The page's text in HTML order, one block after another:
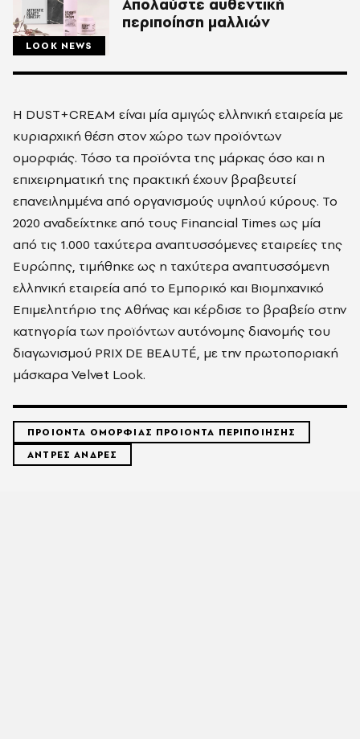
LOOK NEWS
Aπολαύστε αυθεντική
περιποίηση μαλλιών
Η DUST+CREAM είναι μία αμιγώς ελληνική εταιρεία με
κυριαρχική θέση στον χώρο των προϊόντων
ομορφιάς. Τόσο τα προϊόντα της μάρκας όσο και η
επιχειρηματική της πρακτική έχουν βραβευτεί
επανειλημμένα από οργανισμούς υψηλού κύρους. Το
2020 αναδείχτηκε από τους Financial Times ως μία
από τις 1.000 ταχύτερα αναπτυσσόμενες εταιρείες της
Ευρώπης, τιμήθηκε ως η ταχύτερα αναπτυσσόμενη
ελληνική εταιρεία από το Εμπορικό και Βιομηχανικό
Επιμελητήριο της Αθήνας και κέρδισε το βραβείο στην
κατηγορία των προϊόντων αυτόνομης διανομής του
διαγωνισμού PRIX DE BEAUTÉ, με την πρωτοποριακή
μάσκαρα Velvet Look.
ΠΡΟΙΟΝΤΑ ΟΜΟΡΦΙΑΣ ΠΡΟΙΟΝΤΑ ΠΕΡΙΠΟΙΗΣΗΣ
ΑΝΤΡΕΣ ΑΝΔΡΕΣ